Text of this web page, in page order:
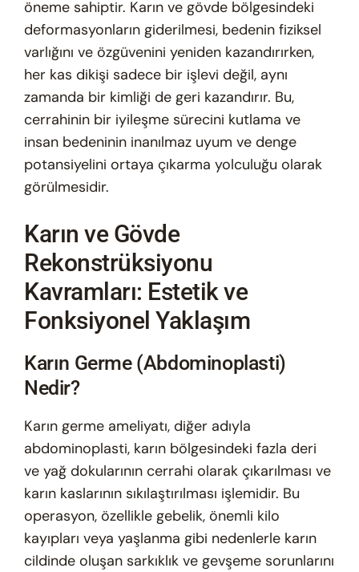
öneme sahiptir. Karın ve gövde bölgesindeki
deformasyonların giderilmesi, bedenin fiziksel
varlığını ve özgüvenini yeniden kazandırırken,
her kas dikişi sadece bir işlevi değil, aynı
zamanda bir kimliği de geri kazandırır. Bu,
cerrahinin bir iyileşme sürecini kutlama ve
insan bedeninin inanılmaz uyum ve denge
potansiyelini ortaya çıkarma yolculuğu olarak
görülmesidir.
Karın ve Gövde
Rekonstrüksiyonu
Kavramları: Estetik ve
Fonksiyonel Yaklaşım
Karın Germe (Abdominoplasti)
Nedir?
Karın germe ameliyatı, diğer adıyla
abdominoplasti, karın bölgesindeki fazla deri
ve yağ dokularının cerrahi olarak çıkarılması ve
karın kaslarının sıkılaştırılması işlemidir. Bu
operasyon, özellikle gebelik, önemli kilo
kayıpları veya yaşlanma gibi nedenlerle karın
cildinde oluşan sarkıklık ve gevşeme sorunlarını